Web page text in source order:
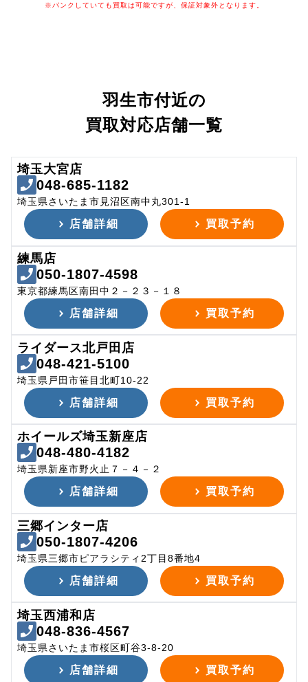
※パンクしていても買取は可能ですが、保証対象外となります。
羽生市付近の
買取対応店舗一覧
埼玉大宮店
048-685-1182
埼玉県さいたま市見沼区南中丸301-1
店舗詳細 買取予約
練馬店
050-1807-4598
東京都練馬区南田中２－２３－１８
店舗詳細 買取予約
ライダース北戸田店
048-421-5100
埼玉県戸田市笹目北町10-22
店舗詳細 買取予約
ホイールズ埼玉新座店
048-480-4182
埼玉県新座市野火止７－４－２
店舗詳細 買取予約
三郷インター店
050-1807-4206
埼玉県三郷市ピアラシティ2丁目8番地4
店舗詳細 買取予約
埼玉西浦和店
048-836-4567
埼玉県さいたま市桜区町谷3-8-20
店舗詳細 買取予約